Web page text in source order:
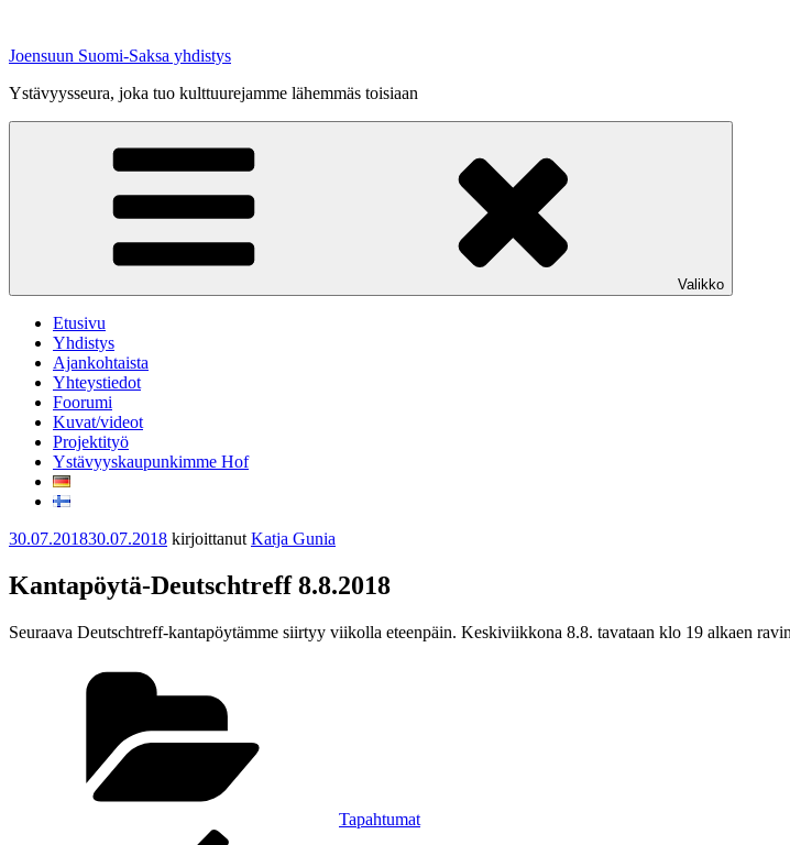
Joensuun Suomi-Saksa yhdistys
Ystävyysseura, joka tuo kulttuurejamme lähemmäs toisiaan
Valikko
Etusivu
Yhdistys
Ajankohtaista
Yhteystiedot
Foorumi
Kuvat/videot
Projektityö
Ystävyyskaupunkimme Hof
Julkaistu
30.07.201830.07.2018 kirjoittanut Katja Gunia
Kantapöytä-Deutschtreff 8.8.2018
Seuraava Deutschtreff-kantapöytämme siirtyy viikolla eteenpäin. Keskiviikkona 8.8. tavataan klo 19 alkaen
Tapahtumat